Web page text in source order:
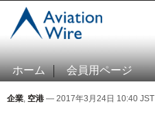
ホーム 会員用ページ
企業, 空港 — 2017年3月24日 10:40 JST